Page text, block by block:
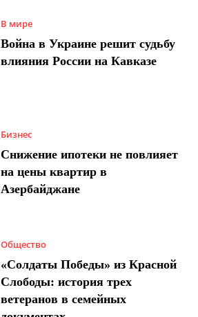
В мире
Война в Украине решит судьбу
влияния России на Кавказе
Бизнес
Снижение ипотеки не повлияет
на цены квартир в
Азербайджане
Общество
«Солдаты Победы» из Красной
Слободы: история трех
ветеранов в семейных